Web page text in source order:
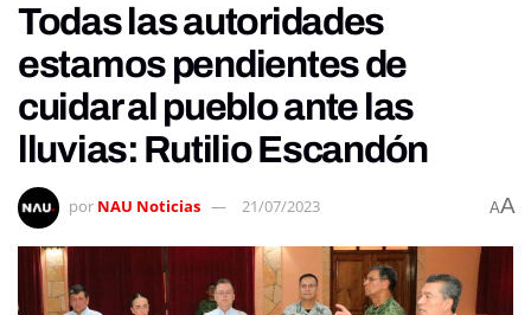
Todas las autoridades
estamos pendientes de
cuidar al pueblo ante las
lluvias: Rutilio Escandón
por NAU Noticias 21/07/2023 AA